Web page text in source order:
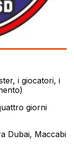
i giocatori, i
giorni
Dubai, Maccabi